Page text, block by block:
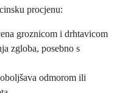
procjenu:
groznicom i drhtavicom
zgloba, posebno s
odmorom ili